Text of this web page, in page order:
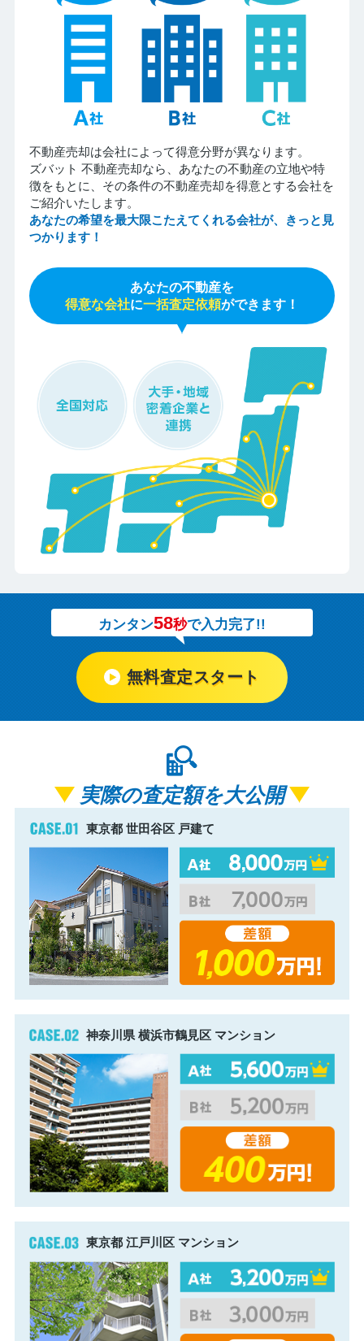
不動産売却は会社によって得意分野が異なります。
ズバット 不動産売却なら、あなたの不動産の立地や特
徴をもとに、その条件の不動産売却を得意とする会社を
ご紹介いたします。
あなたの希望を最大限こたえてくれる会社が、きっと見
つかります！
あなたの不動産を
得意な会社に一括査定依頼ができます！
カンタン58秒で入力完了!!
無料査定スタート
実際の査定額を大公開
東京都 世田谷区 戸建て
神奈川県 横浜市鶴見区 マンション
東京都 江戸川区 マンション